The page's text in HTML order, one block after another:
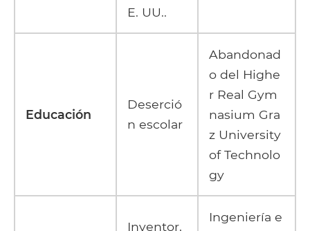
E. UU..
Educación
Deserció
n escolar
Abandonad
o del Highe
r Real Gym
nasium Gra
z University
of Technolo
gy
Inventor,
Ingeniería e